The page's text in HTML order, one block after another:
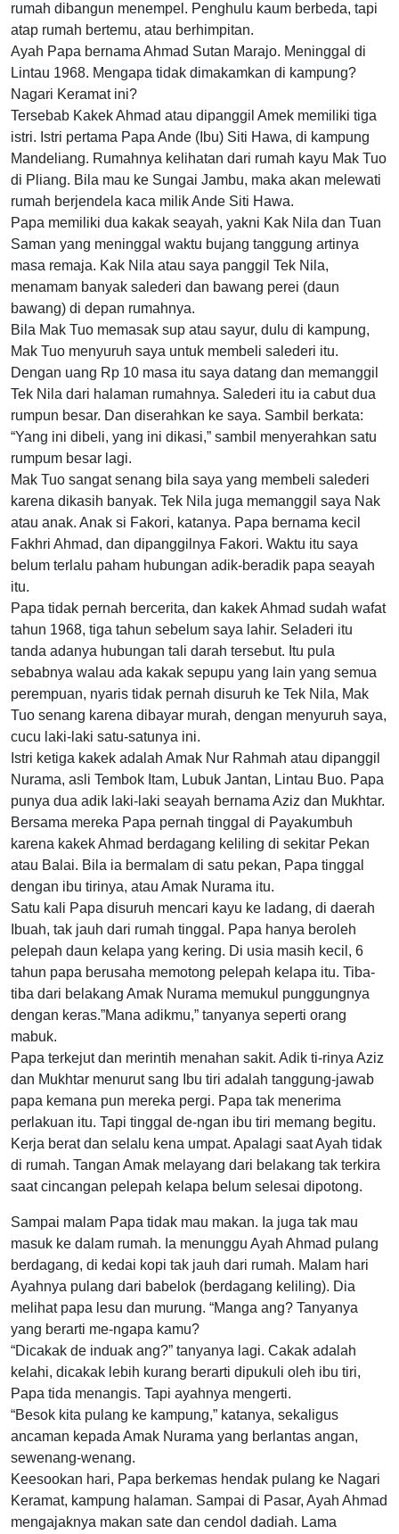
rumah dibangun menempel. Penghulu kaum berbeda, tapi
atap rumah bertemu, atau berhimpitan.
Ayah Papa bernama Ahmad Sutan Marajo. Meninggal di
Lintau 1968. Mengapa tidak dimakamkan di kampung?
Nagari Keramat ini?
Tersebab Kakek Ahmad atau dipanggil Amek memiliki tiga
istri. Istri pertama Papa Ande (Ibu) Siti Hawa, di kampung
Mandeliang. Rumahnya kelihatan dari rumah kayu Mak Tuo
di Pliang. Bila mau ke Sungai Jambu, maka akan melewati
rumah berjendela kaca milik Ande Siti Hawa.
Papa memiliki dua kakak seayah, yakni Kak Nila dan Tuan
Saman yang meninggal waktu bujang tanggung artinya
masa remaja. Kak Nila atau saya panggil Tek Nila,
menamam banyak salederi dan bawang perei (daun
bawang) di depan rumahnya.
Bila Mak Tuo memasak sup atau sayur, dulu di kampung,
Mak Tuo menyuruh saya untuk membeli salederi itu.
Dengan uang Rp 10 masa itu saya datang dan memanggil
Tek Nila dari halaman rumahnya. Salederi itu ia cabut dua
rumpun besar. Dan diserahkan ke saya. Sambil berkata:
“Yang ini dibeli, yang ini dikasi,” sambil menyerahkan satu
rumpum besar lagi.
Mak Tuo sangat senang bila saya yang membeli salederi
karena dikasih banyak. Tek Nila juga memanggil saya Nak
atau anak. Anak si Fakori, katanya. Papa bernama kecil
Fakhri Ahmad, dan dipanggilnya Fakori. Waktu itu saya
belum terlalu paham hubungan adik-beradik papa seayah
itu.
Papa tidak pernah bercerita, dan kakek Ahmad sudah wafat
tahun 1968, tiga tahun sebelum saya lahir. Seladeri itu
tanda adanya hubungan tali darah tersebut. Itu pula
sebabnya walau ada kakak sepupu yang lain yang semua
perempuan, nyaris tidak pernah disuruh ke Tek Nila, Mak
Tuo senang karena dibayar murah, dengan menyuruh saya,
cucu laki-laki satu-satunya ini.
Istri ketiga kakek adalah Amak Nur Rahmah atau dipanggil
Nurama, asli Tembok Itam, Lubuk Jantan, Lintau Buo. Papa
punya dua adik laki-laki seayah bernama Aziz dan Mukhtar.
Bersama mereka Papa pernah tinggal di Payakumbuh
karena kakek Ahmad berdagang keliling di sekitar Pekan
atau Balai. Bila ia bermalam di satu pekan, Papa tinggal
dengan ibu tirinya, atau Amak Nurama itu.
Satu kali Papa disuruh mencari kayu ke ladang, di daerah
Ibuah, tak jauh dari rumah tinggal. Papa hanya beroleh
pelepah daun kelapa yang kering. Di usia masih kecil, 6
tahun papa berusaha memotong pelepah kelapa itu. Tiba-
tiba dari belakang Amak Nurama memukul punggungnya
dengan keras.”Mana adikmu,” tanyanya seperti orang
mabuk.
Papa terkejut dan merintih menahan sakit. Adik ti-rinya Aziz
dan Mukhtar menurut sang Ibu tiri adalah tanggung-jawab
papa kemana pun mereka pergi. Papa tak menerima
perlakuan itu. Tapi tinggal de-ngan ibu tiri memang begitu.
Kerja berat dan selalu kena umpat. Apalagi saat Ayah tidak
di rumah. Tangan Amak melayang dari belakang tak terkira
saat cincangan pelepah kelapa belum selesai dipotong.
Sampai malam Papa tidak mau makan. Ia juga tak mau
masuk ke dalam rumah. Ia menunggu Ayah Ahmad pulang
berdagang, di kedai kopi tak jauh dari rumah. Malam hari
Ayahnya pulang dari babelok (berdagang keliling). Dia
melihat papa lesu dan murung. “Manga ang? Tanyanya
yang berarti me-ngapa kamu?
“Dicakak de induak ang?” tanyanya lagi. Cakak adalah
kelahi, dicakak lebih kurang berarti dipukuli oleh ibu tiri,
Papa tida menangis. Tapi ayahnya mengerti.
“Besok kita pulang ke kampung,” katanya, sekaligus
ancaman kepada Amak Nurama yang berlantas angan,
sewenang-wenang.
Keesookan hari, Papa berkemas hendak pulang ke Nagari
Keramat, kampung halaman. Sampai di Pasar, Ayah Ahmad
mengajaknya makan sate dan cendol dadiah. Lama